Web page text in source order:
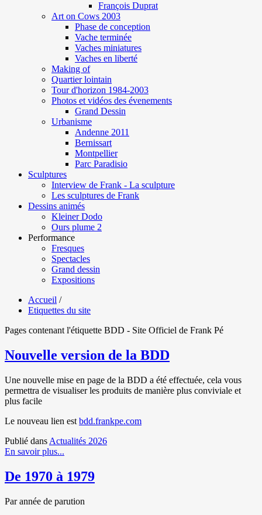
François Duprat
Art on Cows 2003
Phase de conception
Vache terminée
Vaches miniatures
Vaches en liberté
Making of
Quartier lointain
Tour d'horizon 1984-2003
Photos et vidéos des évenements
Grand Dessin
Urbanisme
Andenne 2011
Bernissart
Montpellier
Parc Paradisio
Sculptures
Interview de Frank - La sculpture
Les sculptures de Frank
Dessins animés
Kleiner Dodo
Ours plume 2
Performance
Fresques
Spectacles
Grand dessin
Expositions
Accueil /
Etiquettes du site
Pages contenant l'étiquette BDD - Site Officiel de Frank Pé
Nouvelle version de la BDD
Une nouvelle mise en page de la BDD a été effectuée, cela vous
permettra de visualiser les produits de manière plus conviviale et
plus facile
Le nouveau lien est bdd.frankpe.com
Publié dans Actualités 2026
En savoir plus...
De 1970 à 1979
Par année de parution